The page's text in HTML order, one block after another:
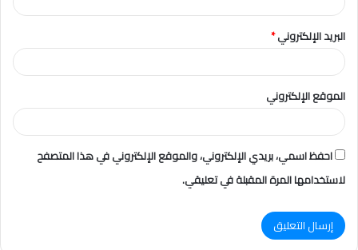
البريد الإلكتروني*
الموقع الإلكتروني
احفظ اسمي، بريدي الإلكتروني، والموقع الإلكتروني في هذا المتصفح
لاستخدامها المرة المقبلة في تعليقي.